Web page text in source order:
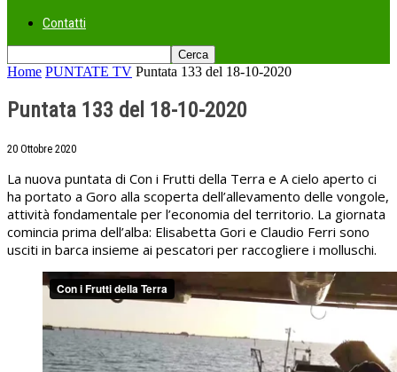
Contatti
Home PUNTATE TV Puntata 133 del 18-10-2020
Puntata 133 del 18-10-2020
20 Ottobre 2020
La nuova puntata di Con i Frutti della Terra e A cielo aperto ci
ha portato a Goro alla scoperta dell’allevamento delle vongole,
attività fondamentale per l’economia del territorio. La giornata
comincia prima dell’alba: Elisabetta Gori e Claudio Ferri sono
usciti in barca insieme ai pescatori per raccogliere i molluschi.